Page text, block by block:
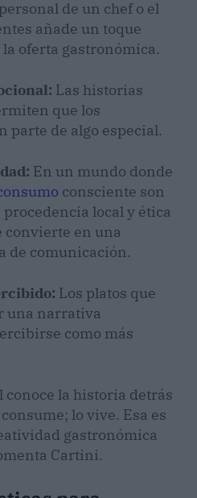
de un chef o el
añade un toque
oferta gastronómica.
Las historias
que los
parte de algo especial.
En un mundo donde
consciente son
local y ética
convierte en una
de comunicación.
Los platos que
una narrativa
como más
conoce la historia detrás
lo vive. Esa es
gastronómica
Cartini.